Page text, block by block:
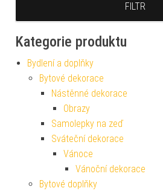
FILTR
Kategorie produktu
Bydlení a doplňky
Bytové dekorace
Nástěnné dekorace
Obrazy
Samolepky na zeď
Sváteční dekorace
Vánoce
Vánoční dekorace
Bytové doplňky